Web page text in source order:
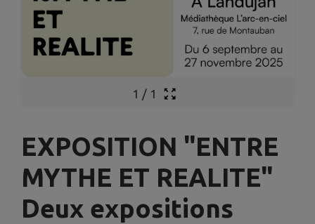
1 / 1
EXPOSITION "ENTRE
MYTHE ET REALITE"
Deux expositions